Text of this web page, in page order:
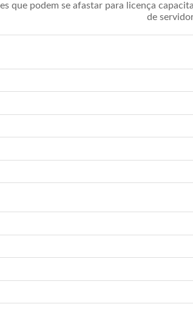
que podem se afastar para licença
de